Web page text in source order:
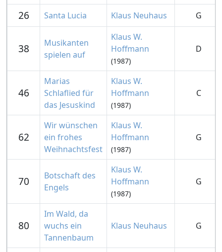
26 Santa Lucia Klaus Neuhaus G
38
Musikanten
spielen auf
Klaus W.
Hoffmann
(1987)
D
46
Marias
Schlaflied für
das Jesuskind
Klaus W.
Hoffmann
(1987)
C
62
Wir wünschen
ein frohes
Weihnachtsfest
Klaus W.
Hoffmann
(1987)
G
70
Botschaft des
Engels
Klaus W.
Hoffmann
(1987)
G
80
Im Wald, da
wuchs ein
Tannenbaum
Klaus Neuhaus G